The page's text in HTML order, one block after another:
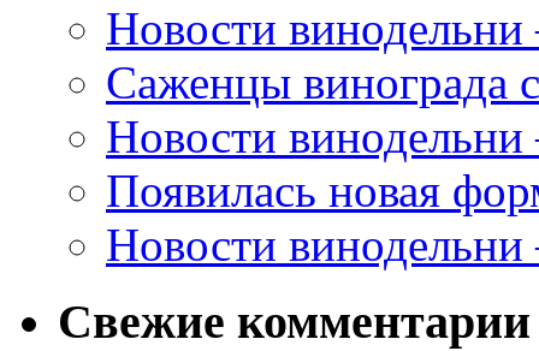
Новости
Саженцы винограда
Новости
Появилась новая
Новости
Свежие комментарии